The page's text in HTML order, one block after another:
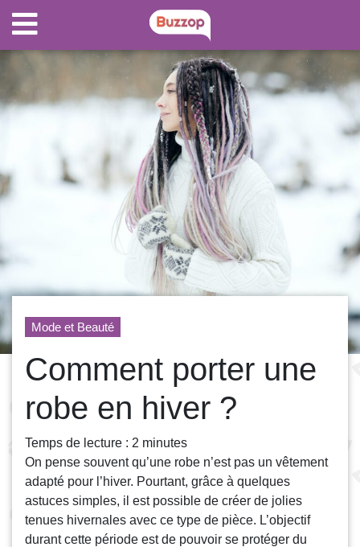
Mode et Beauté
Comment porter une
robe en hiver ?
Temps de lecture : 2 minutes
On pense souvent qu’une robe n’est pas un vêtement
adapté pour l’hiver. Pourtant, grâce à quelques
astuces simples, il est possible de créer de jolies
tenues hivernales avec ce type de pièce. L’objectif
durant cette période est de pouvoir se protéger du